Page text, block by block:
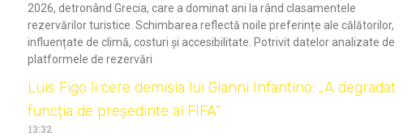
2026, detronând Grecia, care a dominat ani la rând clasamentele
rezervărilor turistice. Schimbarea reflectă noile preferințe ale călătorilor,
influențate de climă, costuri și accesibilitate. Potrivit datelor analizate de
platformele de rezervări
Luis Figo îi cere demisia lui Gianni Infantino: „A degradat
funcția de președinte al FIFA”
13:32